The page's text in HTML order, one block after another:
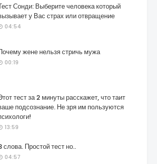
Сонди: Выберите человека который
у Вас страх или отвращение
04:54
жене нельзя стричь мужа
00:19
тест за 2 минуты расскажет, что таит
подсознание. Не зря им пользуются
13:59
слова. Простой тест но..
04:57